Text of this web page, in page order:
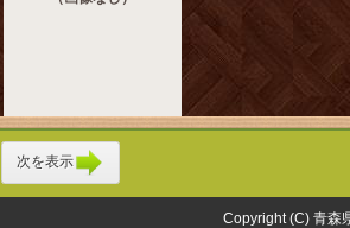
次を表示
Copyright (C) 青森